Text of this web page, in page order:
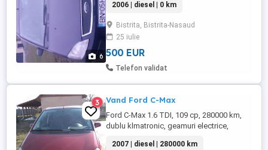
6
inmatriculata.Am 2 randuri de roti la ea.
2006 | diesel | 0 km
Bistrita, Bistrita-Nasaud
25 iulie
500 EUR
Telefon validat
3 Vand Ford C-Max
Ford C-Max 1.6 TDI, 109 cp, 280000 km,
dublu klmatronic, geamuri electrice,
centralizată telecomanda, caroseria usa
2007 | diesel | 280000 km